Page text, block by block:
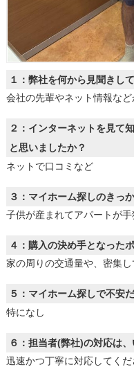
１：弊社を何から見聞きし
会社の先輩やネット情報など
２：インターネットを見て
と思いましたか？
ネットで口コミなど
３：マイホーム探しのきっ
子供が産まれてアパートが
４：購入の決め手となった
家の周りの交通量や、密集
５：マイホーム探しで不安
特になし
６：担当者(弊社)の対応は
迅速かつ丁寧に対応してくだ